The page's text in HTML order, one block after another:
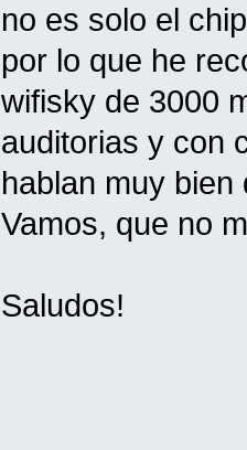
no es solo el
por lo que he
wifisky de 3000
auditorias y con
hablan muy bien
Vamos, que no
Saludos!